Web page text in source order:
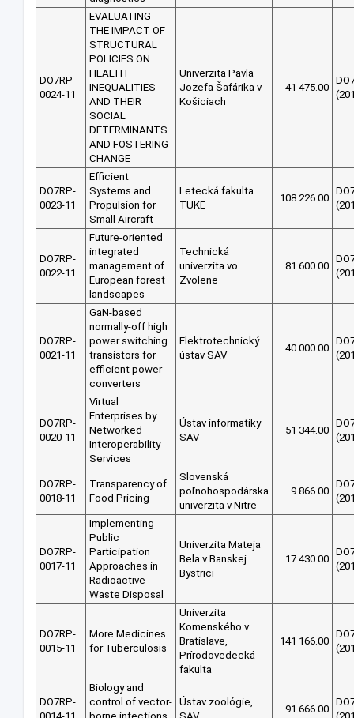
DO7RP-
0024-11
EVALUATING
THE IMPACT OF
STRUCTURAL
POLICIES ON
HEALTH
INEQUALITIES
AND THEIR
SOCIAL
DETERMINANTS
AND FOSTERING
CHANGE
Univerzita Pavla
Jozefa Šafárika v
Košiciach
41 475.00
DO7RP-
0023-11
Efficient
Systems and
Propulsion for
Small Aircraft
Letecká fakulta
TUKE
108 226.00
DO7RP-
0022-11
Future-oriented
integrated
management of
European forest
landscapes
Technická
univerzita vo
Zvolene
81 600.00
DO7RP-
0021-11
GaN-based
normally-off high
power switching
transistors for
efficient power
converters
Elektrotechnický
ústav SAV
40 000.00
DO7RP-
0020-11
Virtual
Enterprises by
Networked
Interoperability
Services
Ústav informatiky
SAV
51 344.00
DO7RP-
0018-11
Transparency of
Food Pricing
Slovenská
poľnohospodárska
univerzita v Nitre
9 866.00
DO7RP-
0017-11
Implementing
Public
Participation
Approaches in
Radioactive
Waste Disposal
Univerzita Mateja
Bela v Banskej
Bystrici
17 430.00
DO7RP-
0015-11
More Medicines
for Tuberculosis
Univerzita
Komenského v
Bratislave,
Prírodovedecká
fakulta
141 166.00
DO7RP-
Biology and
control of vector- Ústav zoológie,
91 666.00